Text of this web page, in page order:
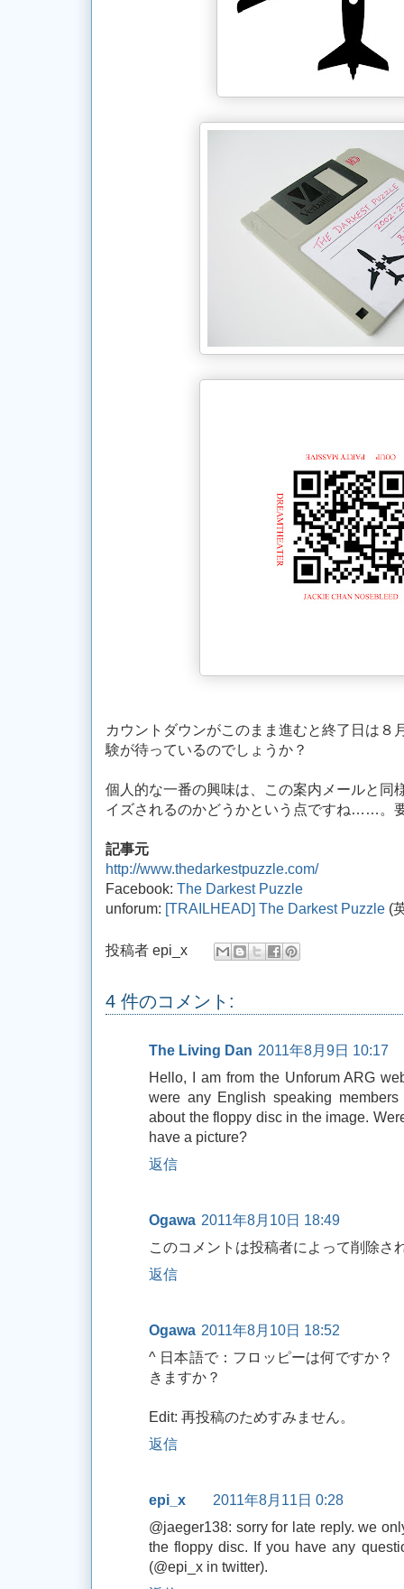
カウントダウンがこのまま進むと終了日は８
験が待っているのでしょうか？
個人的な一番の興味は、この案内メールと同
イズされるのかどうかという点ですね……。
記事元
http://www.thedarkestpuzzle.com/
Facebook: The Darkest Puzzle
unforum: [TRAILHEAD] The Darkest Puzzle (
投稿者 epi_x
4 件のコメント:
The Living Dan 2011年8月9日 10:17
Hello, I am from the Unforum ARG
were any English speaking
about the floppy disc in the image.
have a picture?
返信
Ogawa 2011年8月10日 18:49
このコメントは投稿者によって削除さ
返信
Ogawa 2011年8月10日 18:52
^ 日本語で：フロッピーは何ですか
きますか？
Edit: 再投稿のためすみません。
返信
epi_x
2011年8月11日 0:28
@jaeger138: sorry for late reply. we
the floppy disc. If you have any
(@epi_x in twitter).